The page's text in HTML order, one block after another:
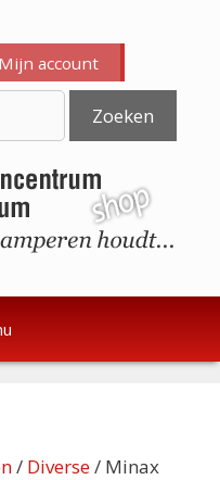
Mijn account
Zoeken
/ Diverse/ Minax